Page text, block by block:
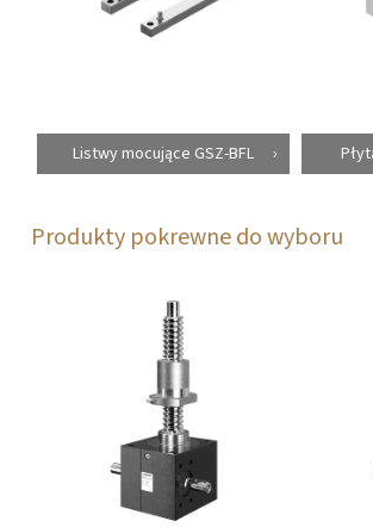
Listwy mocujące GSZ-BFL
Produkty pokrewne do wyboru